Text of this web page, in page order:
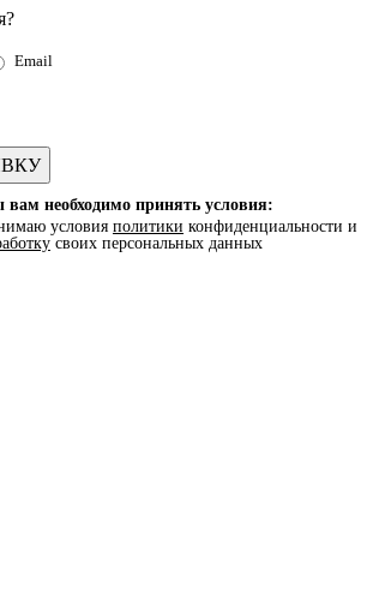
Email
необходимо принять условия:
условия политики конфиденциальности и
своих персональных данных